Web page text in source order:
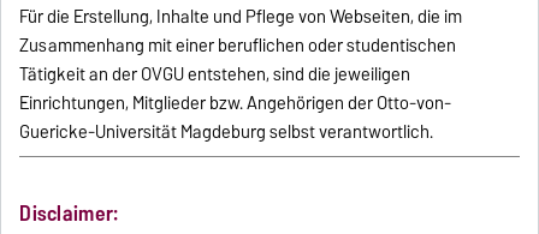
Für die Erstellung, Inhalte und Pflege von Webseiten, die im
Zusammenhang mit einer beruflichen oder studentischen
Tätigkeit an der OVGU entstehen, sind die jeweiligen
Einrichtungen, Mitglieder bzw. Angehörigen der Otto-von-
Guericke-Universität Magdeburg selbst verantwortlich.
Disclaimer: